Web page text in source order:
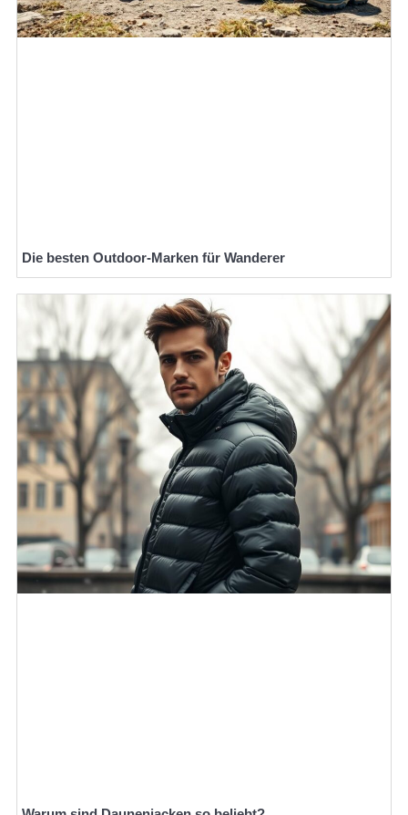
Die besten Outdoor-Marken für Wanderer